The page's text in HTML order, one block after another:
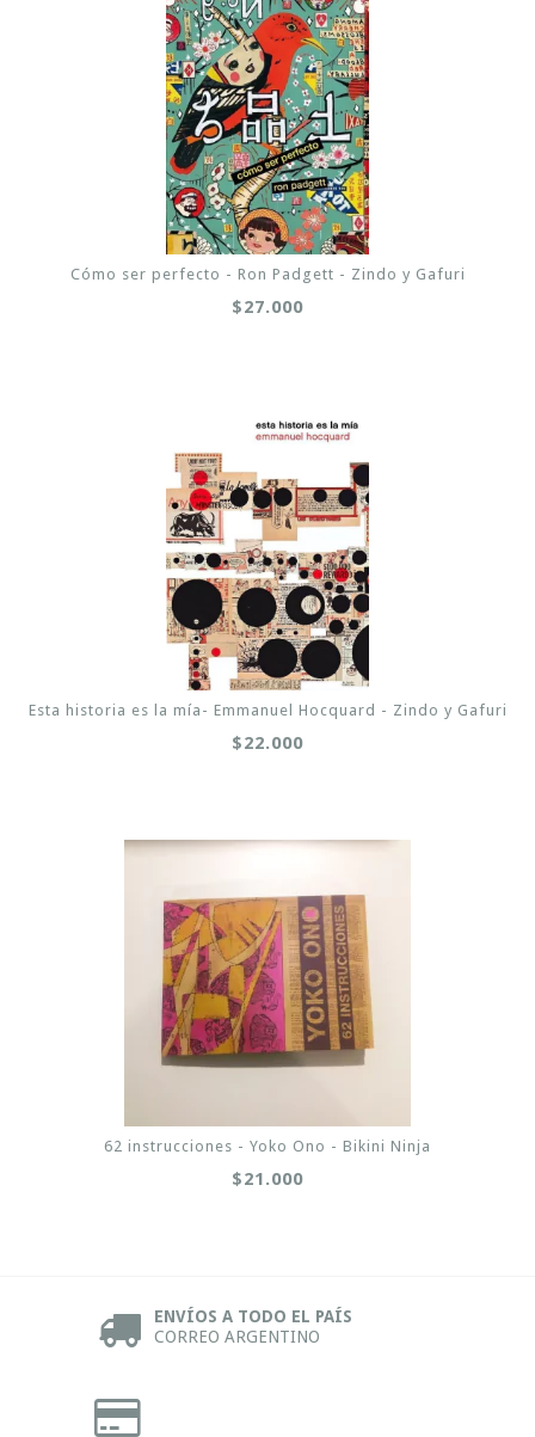
Cómo ser perfecto - Ron Padgett - Zindo y Gafuri
$27.000
Esta historia es la mía- Emmanuel Hocquard - Zindo y Gafuri
$22.000
62 instrucciones - Yoko Ono - Bikini Ninja
$21.000
ENVÍOS A TODO EL PAÍS
CORREO ARGENTINO